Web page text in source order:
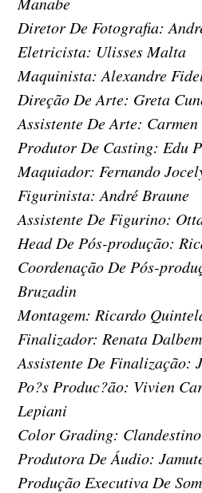
Diretor De Fotografia:
Eletricista: Ulisses Malta
Maquinista: Alexandre
Direção De Arte: Greta
Assistente De Arte:
Produtor De Casting: Edu
Maquiador: Fernando
Figurinista: André Braune
Assistente De Figurino:
Head De Pós-produção:
Coordenação De Pós-
Bruzadin
Montagem: Ricardo
Finalizador: Renata Dalbem
Assistente De Finalização:
Po?s Produc?ão: Vivien
Lepiani
Color Grading: Clandestino
Produtora De Áudio:
Produção Executiva De